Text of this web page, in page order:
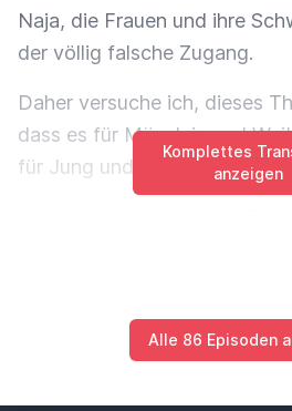
Komplettes
anzeigen
Naja, die Frauen und ihre
der völlig falsche Zugang.
Daher versuche ich, dieses
dass es für Männlein und
für Jung und Alt akzeptabel
Das wurde im Deutschen
Alle 86 Episoden